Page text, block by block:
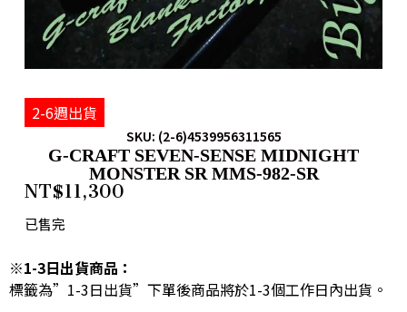
2-6週出貨
SKU: (2-6)4539956311565
G-CRAFT SEVEN-SENSE MIDNIGHT
MONSTER SR MMS-982-SR
NT$11,300
已售完
※1-3日出貨商品：
標籤為”1-3日出貨”下單後商品將於1-3個工作日內出貨。